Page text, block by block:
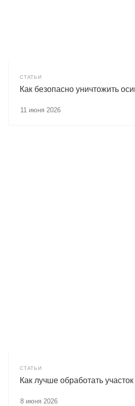
СТАТЬИ
Как безопасно уничтожить
11 июня 2026
СТАТЬИ
Как лучше обработать
8 июня 2026